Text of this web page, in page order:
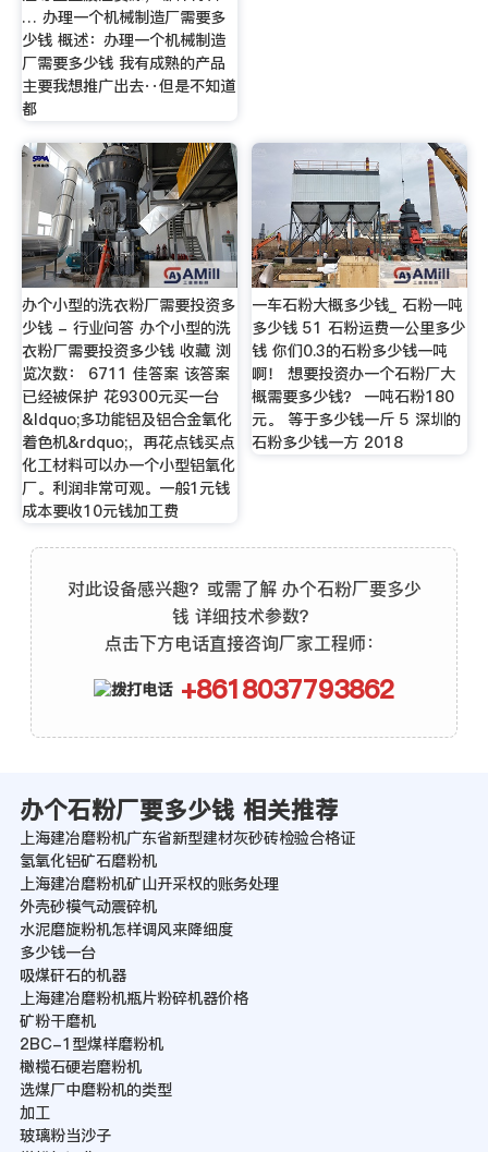
… 办理一个机械制造厂需要多
少钱 概述：办理一个机械制造
厂需要多少钱 我有成熟的产品
主要我想推广出去··但是不知道
都
办个小型的洗衣粉厂需要投资多
少钱 - 行业问答 办个小型的洗
衣粉厂需要投资多少钱 收藏 浏
览次数： 6711 佳答案 该答案
已经被保护 花9300元买一台
&ldquo;多功能铝及铝合金氧化
着色机&rdquo;，再花点钱买点
化工材料可以办一个小型铝氧化
厂。利润非常可观。一般1元钱
成本要收10元钱加工费
一车石粉大概多少钱_ 石粉一吨
多少钱 51 石粉运费一公里多少
钱 你们0.3的石粉多少钱一吨
啊！ 想要投资办一个石粉厂大
概需要多少钱？ 一吨石粉180
元。 等于多少钱一斤 5 深圳的
石粉多少钱一方 2018
对此设备感兴趣？或需了解 办个石粉厂要多少
钱 详细技术参数？
点击下方电话直接咨询厂家工程师：
+8618037793862
办个石粉厂要多少钱 相关推荐
上海建冶磨粉机广东省新型建材灰砂砖检验合格证
氢氧化铝矿石磨粉机
上海建冶磨粉机矿山开采权的账务处理
外壳砂模气动震碎机
水泥磨旋粉机怎样调风来降细度
多少钱一台
吸煤矸石的机器
上海建冶磨粉机瓶片粉碎机器价格
矿粉干磨机
2BC-1型煤样磨粉机
橄榄石硬岩磨粉机
选煤厂中磨粉机的类型
加工
玻璃粉当沙子